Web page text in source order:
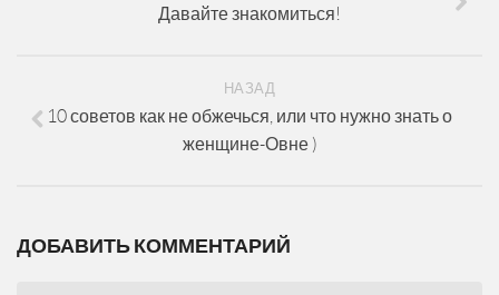
Давайте знакомиться!
НАЗАД
10 советов как не обжечься, или что нужно знать о
женщине-Овне )
ДОБАВИТЬ КОММЕНТАРИЙ